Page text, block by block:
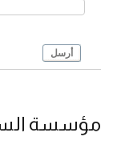
أرسل
مؤسسة